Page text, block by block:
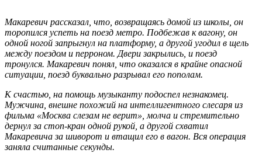
Макаревич рассказал, что, возвращаясь домой из школы, он
торопился успеть на поезд метро. Подбежав к вагону, он
одной ногой запрыгнул на платформу, а другой угодил в щель
между поездом и перроном. Двери закрылись, и поезд
тронулся. Макаревич понял, что оказался в крайне опасной
ситуации, поезд буквально разрывал его пополам.
К счастью, на помощь музыканту подоспел незнакомец.
Мужчина, внешне похожий на интеллигентного слесаря из
фильма «Москва слезам не верит», молча и стремительно
дернул за стоп-кран одной рукой, а другой схватил
Макаревича за шиворот и втащил его в вагон. Вся операция
заняла считанные секунды.